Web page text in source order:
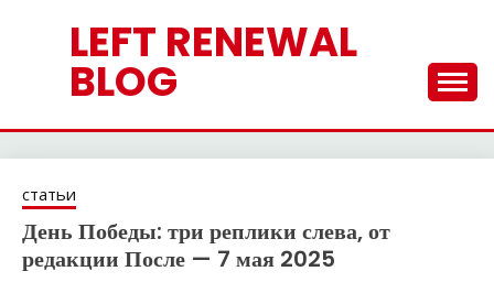
содержимомуLEFT RENEWAL
BLOG
статьи
День Победы: три реплики слева, от
редакции После — 7 мая 2025